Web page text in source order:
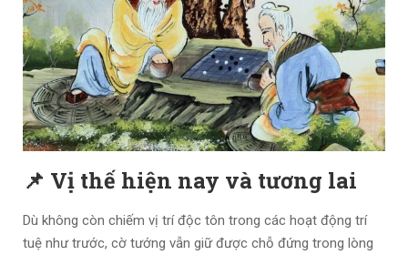
📌 Vị thế hiện nay và tương lai
Dù không còn chiếm vị trí độc tôn trong các hoạt động trí
tuệ như trước, cờ tướng vẫn giữ được chỗ đứng trong lòng